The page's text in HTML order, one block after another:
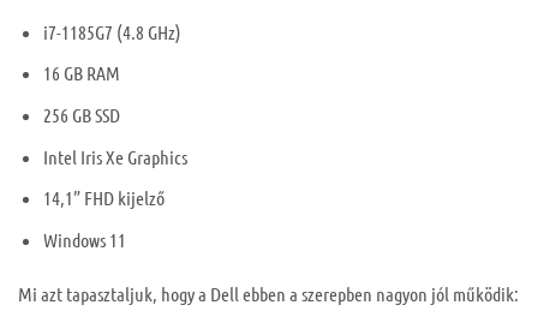
i7-1185G7 (4.8 GHz)
16 GB RAM
256 GB SSD
Intel Iris Xe Graphics
14,1” FHD kijelző
Windows 11
Mi azt tapasztaljuk, hogy a Dell ebben a szerepben nagyon jól működik: